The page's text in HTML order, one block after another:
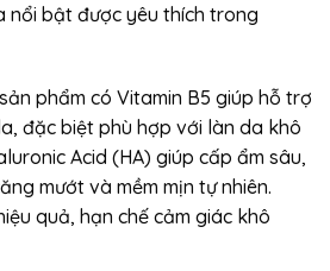
nổi bật được yêu thích trong
phẩm có Vitamin B5 giúp hỗ trợ
đặc biệt phù hợp với làn da khô
Acid (HA) giúp cấp ẩm sâu,
mướt và mềm mịn tự nhiên.
quả, hạn chế cảm giác khô